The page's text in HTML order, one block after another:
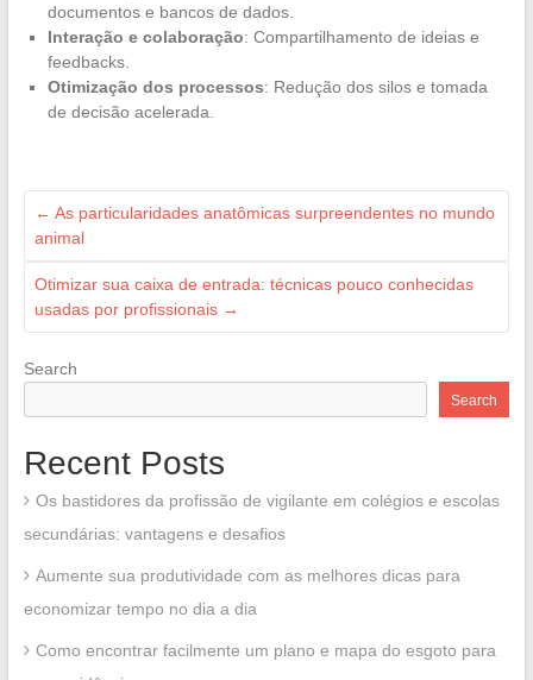
documentos e bancos de dados.
Interação e colaboração: Compartilhamento de ideias e
feedbacks.
Otimização dos processos: Redução dos silos e tomada
de decisão acelerada.
← As particularidades anatômicas surpreendentes no mundo
animal
Otimizar sua caixa de entrada: técnicas pouco conhecidas
usadas por profissionais →
Search
Search
Recent Posts
Os bastidores da profissão de vigilante em colégios e escolas
secundárias: vantagens e desafios
Aumente sua produtividade com as melhores dicas para
economizar tempo no dia a dia
Como encontrar facilmente um plano e mapa do esgoto para